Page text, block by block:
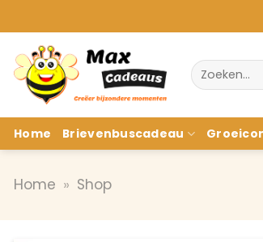
naar
inhoud
Zoeken
naar:
Home Brievenbuscadeau
Home » Shop